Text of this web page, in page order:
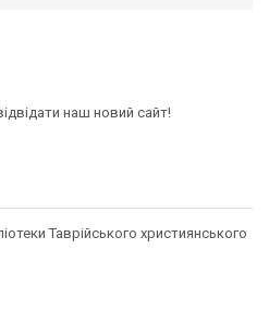
наш новий сайт!
Таврійського християнського